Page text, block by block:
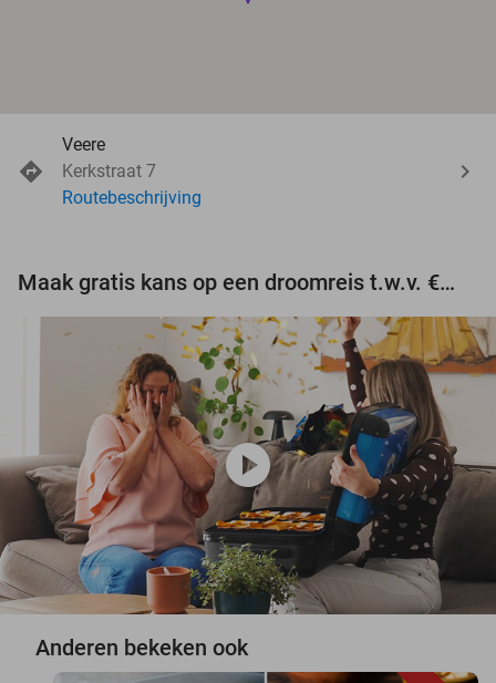
Veere
Kerkstraat 7
Routebeschrijving
Maak gratis kans op een droomreis t.w.v. €3.000!
play_circle
Anderen bekeken ook